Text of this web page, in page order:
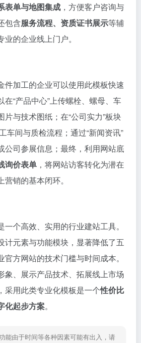
表单与地图集成 ，方便客户咨询与
包含服务流程、资质证书展示等辅
的企业线上门户。
件加工的企业可以使用此模板快速
“产品中心”上传螺栓、螺母、车
片与技术图纸；在“公司实力”板块
车间与质检流程；通过“新闻资讯”
公司参展信息；最终，利用网站底
询价表单 ，将网站访客转化为潜在
销的基本闭环。
个高效、实用的行业建站工具。
计元素与功能模块，显著降低了五
方网站的技术门槛与时间成本。
象、展示产品技术、拓展线上市场
采用此类专业化模板是一个性价比
化起步方案。
能由于时间等各种因素可能有出入，请